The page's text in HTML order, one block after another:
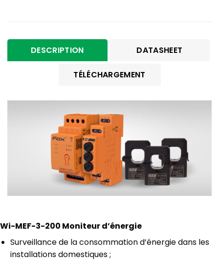
DESCRIPTION DATASHEET
TÉLÉCHARGEMENT
Wi-MEF-3-200 Moniteur d’énergie
Surveillance de la consommation d’énergie dans les
installations domestiques ;